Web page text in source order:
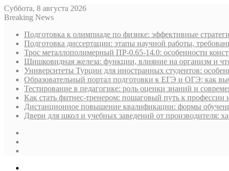
Суббота, 8 августа 2026
Breaking News
Подготовка к олимпиаде по физике: эффективные
Подготовка диссертации: этапы научной работы,
Трос металлополимерный ПР-0.65-14.0: особенности
Шишковидная железа: функции, влияние на организм и
Университеты Турции для иностранных студентов:
Образовательный портал подготовки к ЕГЭ и ОГЭ: как
Тестирование в педагогике: роль оценки знаний и
Как стать фитнес-тренером: пошаговый путь к профессии
Дистанционное повышение квалификации: формы
Двери для школ и учебных заведений от производителя: